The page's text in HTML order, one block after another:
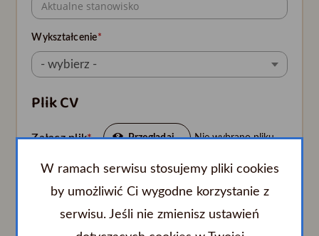
Wykształcenie*
- wybierz -
Plik CV
Załącz plik* Przeglądaj... Nie wybrano pliku
Pytania dodatkowe
niepełnosprawności?
W ramach serwisu stosujemy pliki cookies
by umożliwić Ci wygodne korzystanie z
serwisu. Jeśli nie zmienisz ustawień